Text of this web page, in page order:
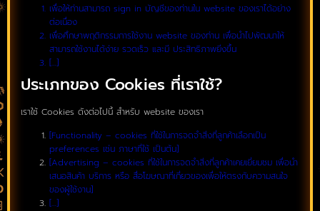
เพื่อให้ท่านสามารถ sign in บัญชีของท่านใน website ของเราได้อย่าง
ต่อเนื่อง
เพื่อศึกษาพฤติกรรมการใช้งาน website ของท่าน เพื่อนำไปพัฒนาให้
สามารถใช้งานได้ง่าย รวดเร็ว และมี ประสิทธิภาพยิ่งขึ้น
[…]
ประเภทของ Cookies ที่เราใช้?
เราใช้ Cookies ดังต่อไปนี้ สำหรับ website ของเรา
[Functionality – cookies ที่ใช้ในการจดจำสิ่งที่ลูกค้าเลือกเป็น
preferences เช่น ภาษาที่ใช้ เป็นต้น]
[Advertising – cookies ที่ใช้ในการจดจำสิ่งที่ลูกค้าเคยเยี่ยมชม เพื่อนำ
เสนอสินค้า บริการ หรือ สื่อโฆษณาที่เกี่ยวของเพื่อให้ตรงกับความสนใจ
ของผู้ใช้งาน]
[…]